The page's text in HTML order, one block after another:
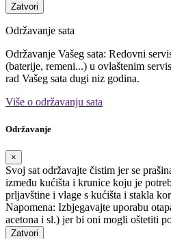
Zatvori
Održavanje sata
Održavanje Vašeg sata: Redovni
(baterije, remeni...) u ovlaštenim
rad Vašeg sata dugi niz godina.
Više o održavanju sata
Održavanje
×
Svoj sat održavajte čistim jer se
između kućišta i krunice koju je
prljavštine i vlage s kućišta i stakla
Napomena: Izbjegavajte uporabu
acetona i sl.) jer bi oni mogli oštetiti
Zatvori